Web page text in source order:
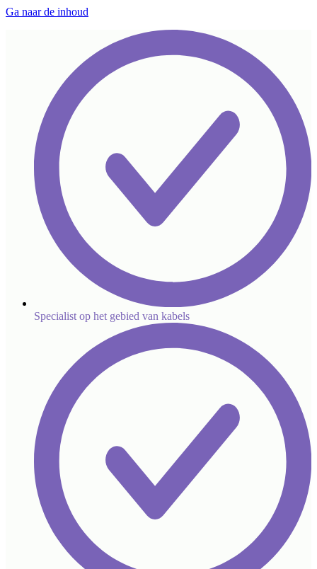
Ga naar de inhoud
Specialist op het gebied van kabels